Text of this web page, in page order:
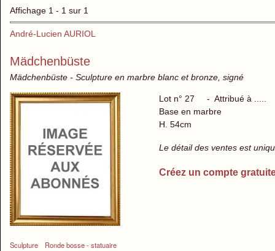
Affichage 1 - 1 sur 1
André-Lucien AURIOL
Mädchenbüste
Mädchenbüste - Sculpture en marbre blanc et bronze, signé
Sculpture Ronde bosse - statuaire
Lot n° 27 - Attribué à .....
Base en marbre
H. 54cm
Le détail des ventes est
Créez un compte